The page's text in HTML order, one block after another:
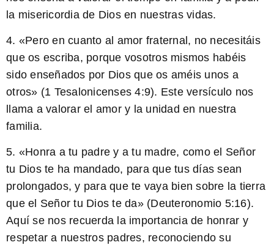
la misericordia de Dios en nuestras vidas.
4. «Pero en cuanto al amor fraternal, no necesitáis
que os escriba, porque vosotros mismos habéis
sido enseñados por Dios que os améis unos a
otros» (1 Tesalonicenses 4:9). Este versículo nos
llama a valorar el amor y la unidad en nuestra
familia.
5. «Honra a tu padre y a tu madre, como el Señor
tu Dios te ha mandado, para que tus días sean
prolongados, y para que te vaya bien sobre la tierra
que el Señor tu Dios te da» (Deuteronomio 5:16).
Aquí se nos recuerda la importancia de honrar y
respetar a nuestros padres, reconociendo su